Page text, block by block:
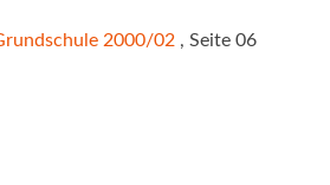
2000/02 , Seite 06